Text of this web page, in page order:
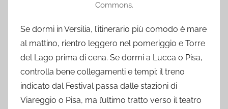
Commons.
Se dormi in Versilia, l’itinerario più comodo è mare
al mattino, rientro leggero nel pomeriggio e Torre
del Lago prima di cena. Se dormi a Lucca o Pisa,
controlla bene collegamenti e tempi: il treno
indicato dal Festival passa dalle stazioni di
Viareggio o Pisa, ma l’ultimo tratto verso il teatro